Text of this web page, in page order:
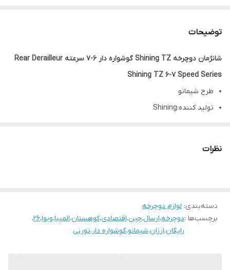
توضیحات
شانژمان دوچرخه Shining TZ گوشواره دار 6-7 سرعته Rear Derailleur
Shining TZ 6-7 Speed Series
طرح شيمانو
تولید کننده:Shining
تولید کننده:Shining
گوشواره: دارد به همراه پيچ مخصوص
الگو:شانژمان عقب ، دنده عقب
نظرات
دسته‌بندی: لوازم دوچرخه
برچسب‌ها :دوچرخه،ارسال،چین،اقتصادی،کوهستان،المپیا،ویوا،26،
رایگان،ارزان،شیمانو،گوشواره دار،تورنی